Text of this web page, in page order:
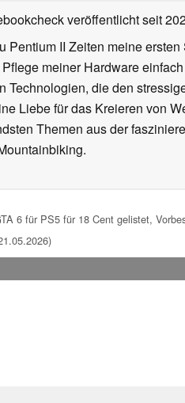
veröffentlichtseit
II Zeiten meine
meiner Hardware
die den
Liebe für das Kreieren von
Themen aus der
6 für PS5 für 18 Cent gelistet,